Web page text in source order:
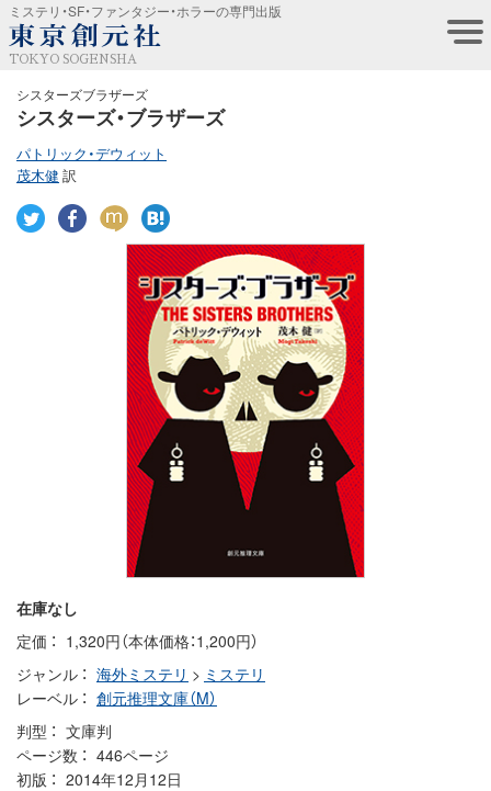
ミステリ・SF・ファンタジー・ホラーの専門出版
TOKYO SOGENSHA
シスターズブラザーズ
シスターズ・ブラザーズ
パトリック・デウィット
茂木健 訳
在庫なし
定価
1,320円（本体価格：1,200円）
ジャンル
海外ミステリ > ミステリ
レーベル
創元推理文庫（M）
判型
文庫判
ページ数
446ページ
初版
2014年12月12日